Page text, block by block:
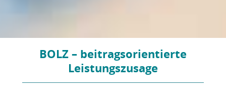
BOLZ – beitragsorientierte
Leistungszusage